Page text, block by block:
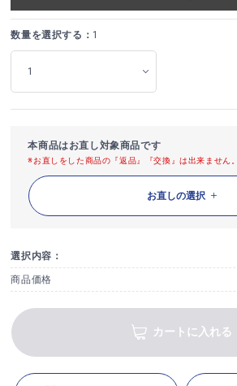
数量を選択する： 1
本商品はお直し対象商品です
※お直しをした商品の『返品』『交換』は出来ません。
お直しの選択
選択内容：
商品価格
カートに入れる